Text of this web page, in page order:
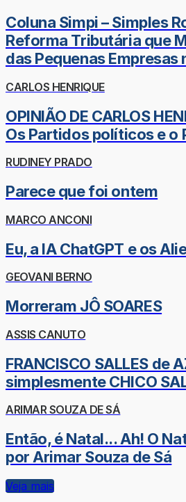
Coluna Simpi – Simples
Reforma Tributária que
das Pequenas Empresas
CARLOS HENRIQUE
OPINIÃO DE CARLOS
Os Partidos políticos e o
RUDINEY PRADO
Parece que foi ontem
MARCO ANCONI
Eu, a IA ChatGPT e os
GEOVANI BERNO
Morreram JÔ SOARES
ASSIS CANUTO
FRANCISCO SALLES de
simplesmente CHICO
ARIMAR SOUZA DE SÁ
Então, é Natal... Ah! O
por Arimar Souza de Sá
Veja mais